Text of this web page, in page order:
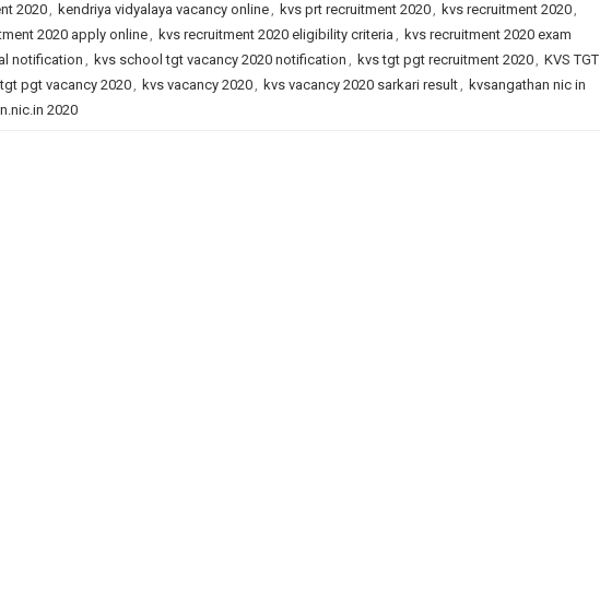
2020, kendriya vidyalaya vacancy online, kvs prt recruitment 2020, kvs recruitment 2020,
2020 apply online, kvs recruitment 2020 eligibility criteria , kvs recruitment 2020 exam
notification , kvs school tgt vacancy 2020 notification , kvs tgt pgt recruitment 2020, KVS TGT
pgt vacancy 2020, kvs vacancy 2020, kvs vacancy 2020 sarkari result, kvsangathan nic in
2020